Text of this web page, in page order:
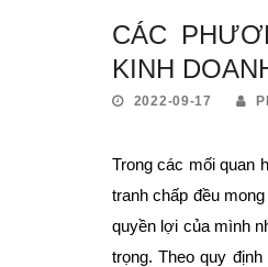
CÁC
KINH
2022-09-17
Trong các mối quan
tranh chấp đều
quyền lợi của mình
trọng. Theo quy